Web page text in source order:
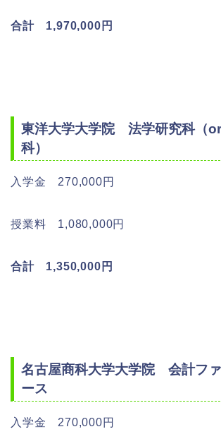
合計 1,970,000円
東洋大学大学院 法学研究科（
科）
入学金 270,000円
授業料 1,080,000円
合計 1,350,000円
名古屋商科大学大学院 会計フ
ース
入学金 270,000円